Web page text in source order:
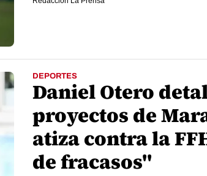
DEPORTES
Daniel Otero
proyectos de
atiza contra la
de fracasos"